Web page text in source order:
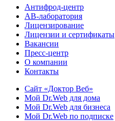
Антифрод-центр
АВ-лаборатория
Лицензирование
Лицензии и сертификаты
Вакансии
Пресс-центр
О компании
Контакты
Сайт «Доктор Веб»
Мой Dr.Web для дома
Мой Dr.Web для бизнеса
Мой Dr.Web по подписке